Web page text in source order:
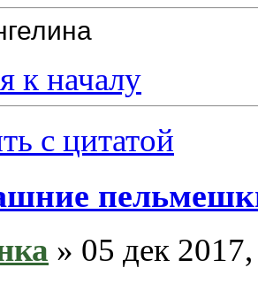
к началу
с цитатой
» 05 дек